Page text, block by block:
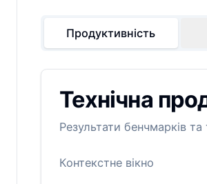
Продуктивність
Технічна
Результати бенчмарків
Контекстне вікно